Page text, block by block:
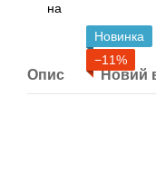
Новинка
−11%
Опис Новий